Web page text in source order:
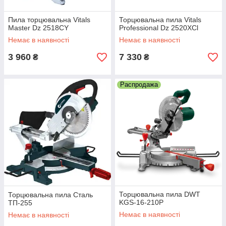
Пила торцювальна Vitals
Master Dz 2518CY
Немає в наявності
3 960 ₴
Торцювальна пила Vitals
Professional Dz 2520XCl
Немає в наявності
7 330 ₴
Торцювальна пила Сталь
ТП-255
Немає в наявності
Распродажа
Торцювальна пила DWT
KGS-16-210P
Немає в наявності